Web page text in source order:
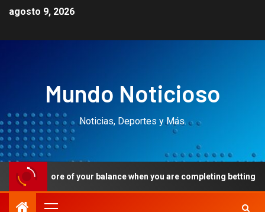
agosto 9, 2026
Mundo Noticioso
Noticias, Deportes y Más.
of your balance when you are completing betting conditions